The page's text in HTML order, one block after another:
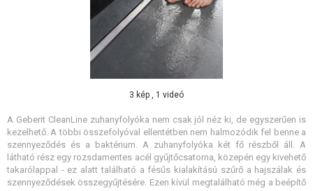
3 kép , 1 videó
A Geberit CleanLine zuhanyfolyóka nem csak jól néz ki, de egyszerűen is
kezelhető. A többi összefolyóval ellentétben nem halmozódik fel benne a
szennyeződés és a baktérium. A zuhanyfolyóka két fő részből áll. A
látható rész egy rozsdamentes acél gyűjtőcsatorna, közepén egy kivehető
takarólappal - ez alatt található a fésűs kialakítású szűrő a hajszálak és
szennyeződések összegyűjtésére. Ezen kívül megtalálható még a beépítő